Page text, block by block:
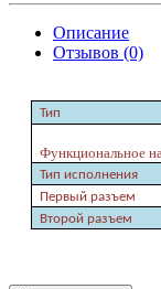
Описание
Отзывов (0)
Тип
Функциональное
Тип исполнения
Первый разъем
Второй разъем